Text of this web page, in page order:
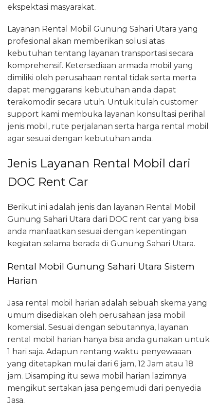
ekspektasi masyarakat.
Layanan Rental Mobil Gunung Sahari Utara yang
profesional akan memberikan solusi atas
kebutuhan tentang layanan transportasi secara
komprehensif. Ketersediaan armada mobil yang
dimiliki oleh perusahaan rental tidak serta merta
dapat menggaransi kebutuhan anda dapat
terakomodir secara utuh. Untuk itulah customer
support kami membuka layanan konsultasi perihal
jenis mobil, rute perjalanan serta harga rental mobil
agar sesuai dengan kebutuhan anda.
Jenis Layanan Rental Mobil dari
DOC Rent Car
Berikut ini adalah jenis dan layanan Rental Mobil
Gunung Sahari Utara dari DOC rent car yang bisa
anda manfaatkan sesuai dengan kepentingan
kegiatan selama berada di Gunung Sahari Utara.
Rental Mobil Gunung Sahari Utara Sistem
Harian
Jasa rental mobil harian adalah sebuah skema yang
umum disediakan oleh perusahaan jasa mobil
komersial. Sesuai dengan sebutannya, layanan
rental mobil harian hanya bisa anda gunakan untuk
1 hari saja. Adapun rentang waktu penyewaaan
yang ditetapkan mulai dari 6 jam, 12 Jam atau 18
jam. Disamping itu sewa mobil harian lazimnya
mengikut sertakan jasa pengemudi dari penyedia
Jasa.